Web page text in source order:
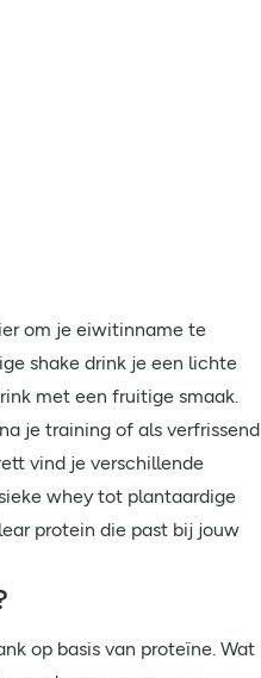
om je eiwitinname te
shake drink je een lichte
met een fruitige smaak.
je training of als verfrissend
vind je verschillende
whey tot plantaardige
protein die past bij jouw
op basis van proteïne. Wat